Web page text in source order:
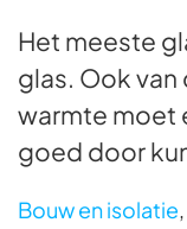
Het meeste
glas. Ook
warmte moet
goed door
Bouw en isolatie,